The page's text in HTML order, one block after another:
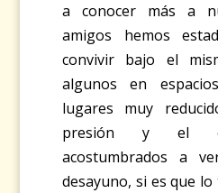
a conocer más a
amigos hemos
convivir bajo el
algunos en
lugares muy
presión y el
acostumbrados a
desayuno, si es que